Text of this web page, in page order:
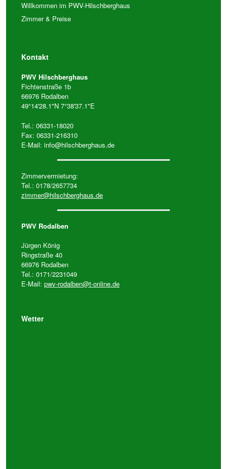
Willkommen im PWV-Hilschberghaus
Zimmer & Preise
Kontakt
PWV Hilschberghaus
Fichtenstraße 1b
66976 Rodalben
49°14'28.1"N 7°38'37.1"E
Tel.: 06331-18020
Fax: 06331-216310
E-Mail: info@hilschberghaus.de
Zimmervermietung:
Tel.: 0178/2657734
zimmer@hilschberghaus.de
PWV Rodalben
Jürgen König
Ringstraße 40
66976 Rodalben
Tel.: 0171/2231049
E-Mail: pwv-rodalben@t-online.de
Wetter